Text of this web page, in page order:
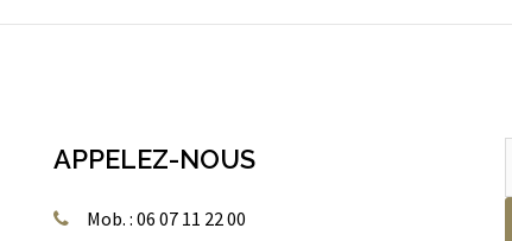
APPELEZ-NOUS
Mob. : 06 07 11 22 00